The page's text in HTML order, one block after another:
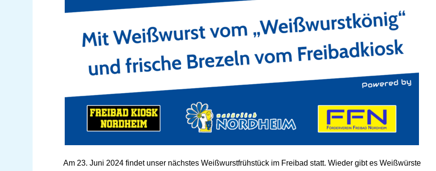
Am 23. Juni 2024 findet unser nächstes Weißwurstfrühstück im Freibad statt. Wieder gibt es Weißwürste